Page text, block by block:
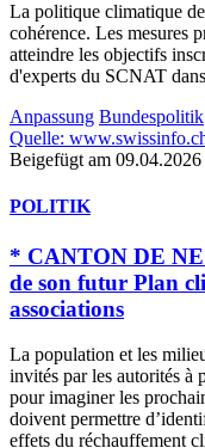
La politique climatique
cohérence. Les mesures
atteindre les objectifs
d'experts du SCNAT
Anpassung Bundespolitik
Quelle:
Beigefügt am 09.04.2026
POLITIK
* CANTON DE NE
de son futur Plan
associations
La population et les
invités par les autorités à
pour imaginer les
doivent permettre
effets du réchauffement